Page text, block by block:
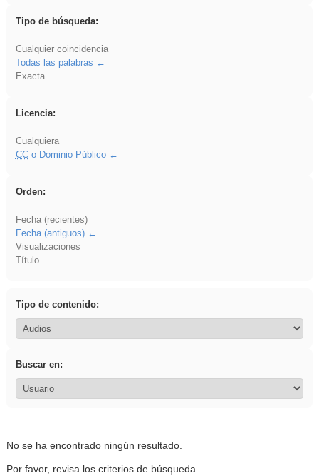
Tipo de búsqueda:
Cualquier coincidencia
Todas las palabras
Exacta
Licencia:
Cualquiera
CCo Dominio Público
Orden:
Fecha (recientes)
Fecha (antiguos)
Visualizaciones
Título
Tipo de contenido:
Buscar en:
No se ha encontrado ningún resultado.
Por favor, revisa los criterios de búsqueda.